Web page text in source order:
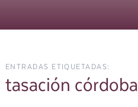
ENTRADAS ETIQUETADAS:
tasación córdoba